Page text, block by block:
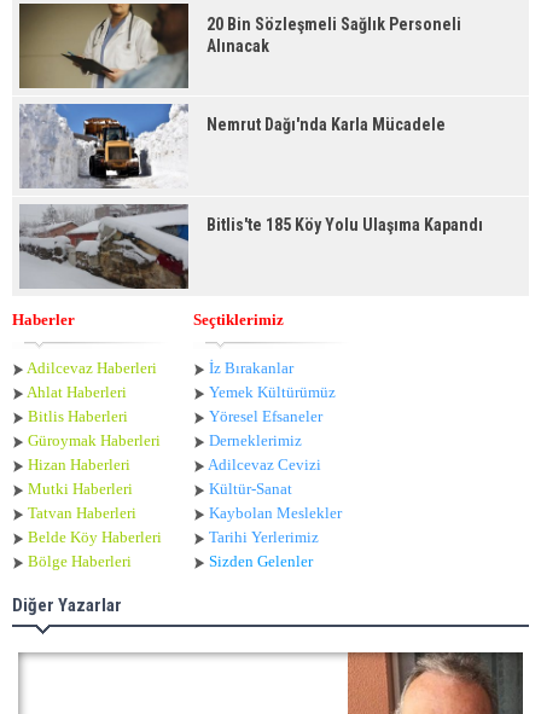
20 Bin Sözleşmeli Sağlık Personeli
Alınacak
Nemrut Dağı'nda Karla Mücadele
Bitlis'te 185 Köy Yolu Ulaşıma Kapandı
Haberler
Adilcevaz Haberleri
Ahlat Haberleri
Bitlis Haberleri
Güroymak Haberleri
Hizan Haberleri
Mutki Haberleri
Tatvan Haberleri
Belde Köy Haberleri
Bölge Haberleri
Seçtiklerimiz
İz Bırakanlar
Yemek Kültürümüz
Yöresel Efsaneler
Derneklerimiz
Adilcevaz Cevizi
Kültür-Sanat
Kaybolan Meslekler
Tarihi Yerlerimiz
Sizden Gelenler
Diğer Yazarlar